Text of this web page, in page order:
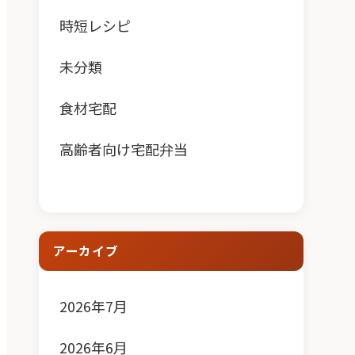
時短レシピ
未分類
食材宅配
高齢者向け宅配弁当
アーカイブ
2026年7月
2026年6月